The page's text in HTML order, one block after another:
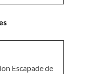
Escapade de